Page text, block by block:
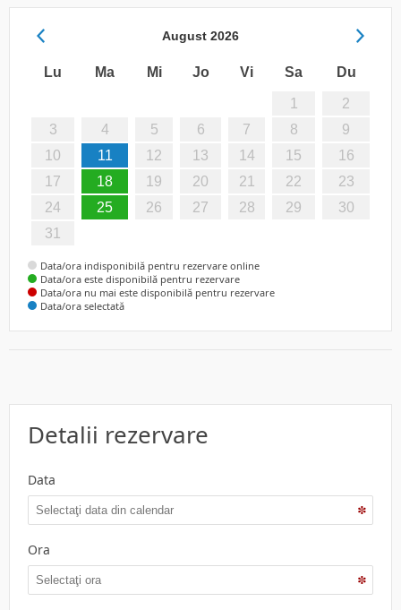
August 2026
Lu Ma Mi Jo Vi Sa Du
1
2
3
4 5 6 7 8
9
10
11 12 13 14 15
16
17
18 19 20 21 22
23
24
25 26 27 28 29
30
31
Data/ora indisponibilă pentru rezervare online
Data/ora este disponibilă pentru rezervare
Data/ora nu mai este disponibilă pentru rezervare
Data/ora selectată
Detalii rezervare
Data
Ora